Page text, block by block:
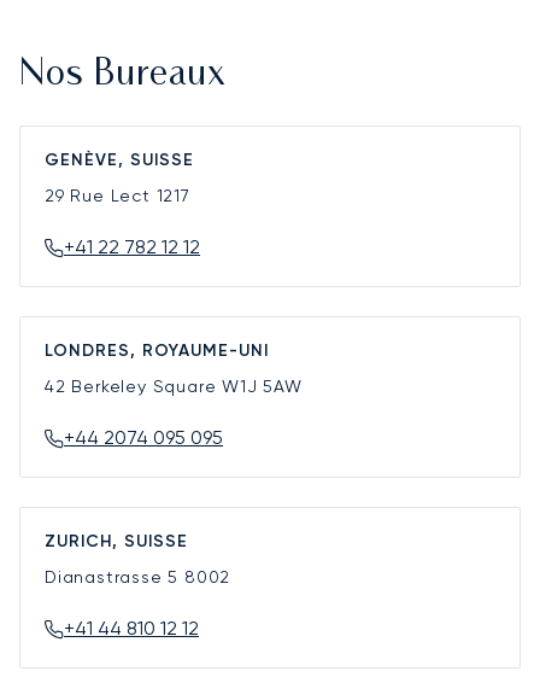
Nos Bureaux
GENÈVE, SUISSE
29 Rue Lect 1217
+41 22 782 12 12
LONDRES, ROYAUME-UNI
42 Berkeley SquareW1J 5AW
+44 2074 095 095
ZURICH, SUISSE
Dianastrasse 5 8002
+41 44 810 12 12